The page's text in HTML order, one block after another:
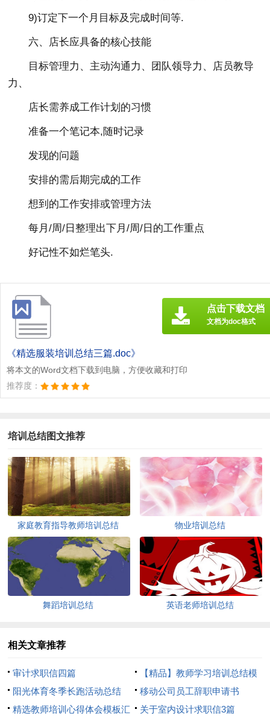
9)订定下一个月目标及完成时间等.
六、店长应具备的核心技能
目标管理力、主动沟通力、团队领导力、店员教导
力、
店长需养成工作计划的习惯
准备一个笔记本,随时记录
发现的问题
安排的需后期完成的工作
想到的工作安排或管理方法
每月/周/日整理出下月/周/日的工作重点
好记性不如烂笔头.
《精选服装培训总结三篇.doc》
将本文的Word文档下载到电脑，方便收藏和打印
推荐度：
点击下载文档
文档为doc格式
培训总结图文推荐
家庭教育指导教师培训总结 物业培训总结
舞蹈培训总结 英语老师培训总结
相关文章推荐
审计求职信四篇
【精品】教师学习培训总结模
板8篇
阳光体育冬季长跑活动总结
移动公司员工辞职申请书
精选教师培训心得体会模板汇
关于室内设计求职信3篇